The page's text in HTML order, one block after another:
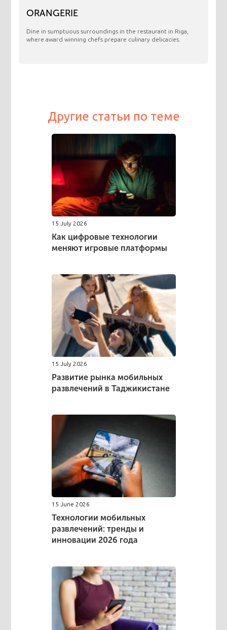
ORANGERIE
​Dine in sumptuous surroundings in the restaurant in Riga,
where award winning chefs prepare culinary delicacies.
Другие статьи по теме
15 July 2026
Как цифровые технологии
меняют игровые платформы
15 July 2026
Развитие рынка мобильных
развлечений в Таджикистане
15 June 2026
Технологии мобильных
развлечений: тренды и
инновации 2026 года